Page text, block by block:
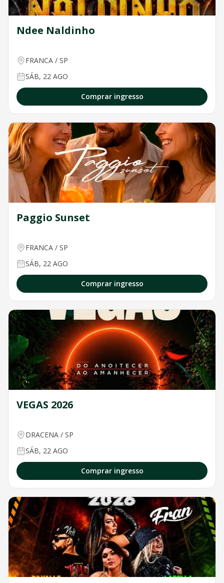
Ndee Naldinho
FRANCA / SP
SÁB, 22 AGO
Comprar ingresso
Paggio Sunset
FRANCA / SP
SÁB, 22 AGO
Comprar ingresso
VEGAS 2026
DRACENA / SP
SÁB, 22 AGO
Comprar ingresso